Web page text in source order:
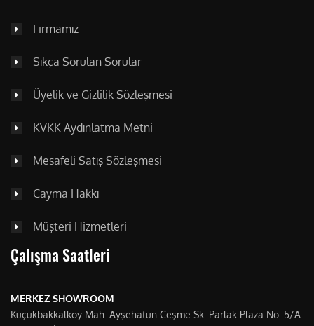
Firmamız
Sıkça Sorulan Sorular
Üyelik ve Gizlilik Sözleşmesi
KVKK Aydınlatma Metni
Mesafeli Satış Sözleşmesi
Cayma Hakkı
Müşteri Hizmetleri
Çalışma Saatleri
MERKEZ SHOWROOM
Küçükbakkalköy Mah. Ayşehatun Çeşme Sk. Parlak Plaza No: 5/A